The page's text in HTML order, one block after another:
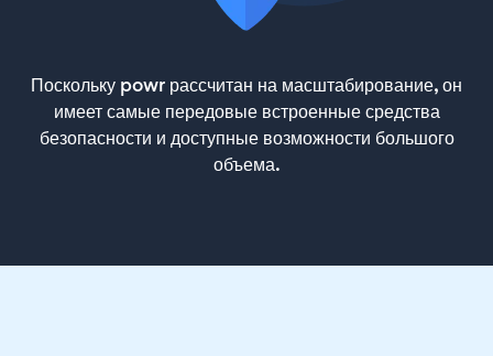
Поскольку powr рассчитан на масштабирование, он
имеет самые передовые встроенные средства
безопасности и доступные возможности большого
объема.